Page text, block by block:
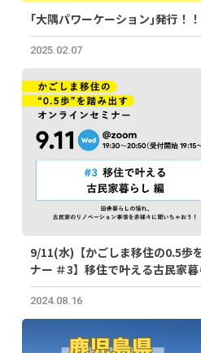
｢大隅パワーケーション｣発行！！
2025.02.07
9/11(水)【かごしま移住の0.5歩
ナー ＃3】移住で叶える古民家
2024.08.16